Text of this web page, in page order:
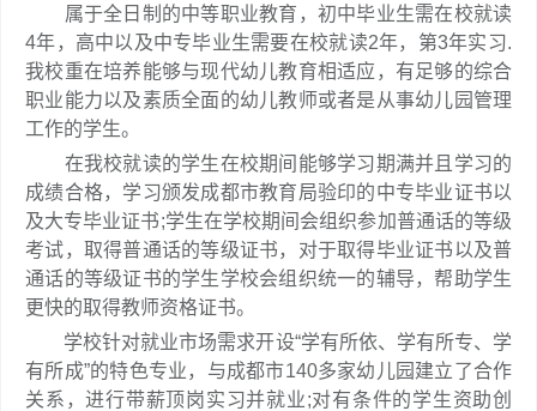
属于全日制的中等职业教育，初中毕业生需在校就读
4年，高中以及中专毕业生需要在校就读2年，第3年实习.
我校重在培养能够与现代幼儿教育相适应，有足够的综合
职业能力以及素质全面的幼儿教师或者是从事幼儿园管理
工作的学生。
在我校就读的学生在校期间能够学习期满并且学习的
成绩合格，学习颁发成都市教育局验印的中专毕业证书以
及大专毕业证书;学生在学校期间会组织参加普通话的等级
考试，取得普通话的等级证书，对于取得毕业证书以及普
通话的等级证书的学生学校会组织统一的辅导，帮助学生
更快的取得教师资格证书。
学校针对就业市场需求开设“学有所依、学有所专、学
有所成”的特色专业，与成都市140多家幼儿园建立了合作
关系，进行带薪顶岗实习并就业;对有条件的学生资助创